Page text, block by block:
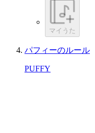
マイうた
パフィーのルール
PUFFY